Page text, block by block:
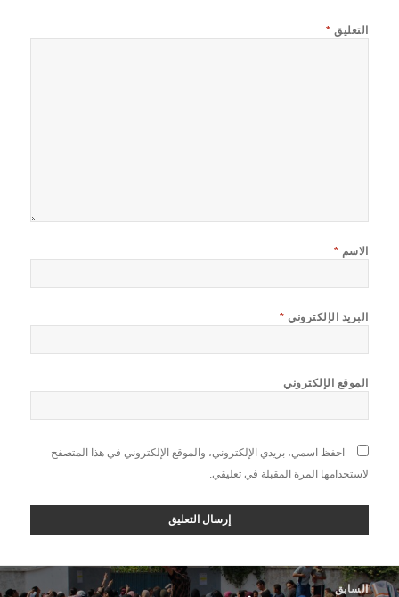
التعليق *
الاسم *
البريد الإلكتروني *
الموقع الإلكتروني
احفظ اسمي، بريدي الإلكتروني، والموقع الإلكتروني في هذا المتصفح
لاستخدامها المرة المقبلة في تعليقي.
تصفّح
السابق